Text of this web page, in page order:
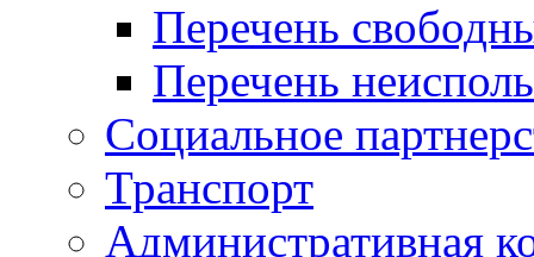
Перечень
Перечень
Социальное
Транспорт
Административная